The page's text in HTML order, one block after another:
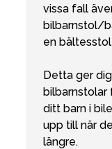
vissa fall
bilbarnstol/
en
Detta ger
ditt barn i
upp till när
längre.